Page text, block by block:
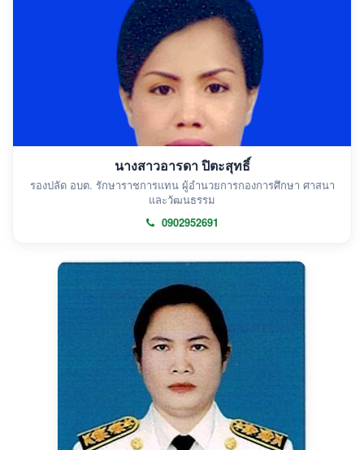
นางสาวอารดา ปิตะสุทธิ์
รองปลัด อบต. รักษาราชการแทน ผู้อำนวยการกองการศึกษา ศาสนา
และวัฒนธรรม
0902952691